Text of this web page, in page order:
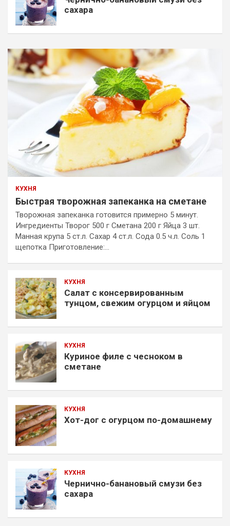
сахара
КУХНЯ
Быстрая творожная запеканка на сметане
Творожная запеканка готовится примерно 5 минут.
Ингредиенты Творог 500 г Сметана 200 г Яйца 3 шт.
Манная крупа 5 ст.л. Сахар 4 ст.л. Сода 0.5 ч.л. Соль 1
щепотка Приготовление:…
КУХНЯ
Салат с консервированным
тунцом, свежим огурцом и яйцом
КУХНЯ
Куриное филе с чесноком в
сметане
КУХНЯ
Хот-дог с огурцом по-домашнему
КУХНЯ
Чернично-банановый смузи без
сахара